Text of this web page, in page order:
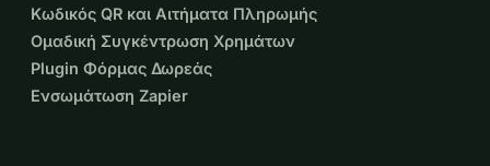
Κωδικός QR και Αιτήματα Πληρωμής
Ομαδική Συγκέντρωση Χρημάτων
Plugin Φόρμας Δωρεάς
Ενσωμάτωση Zapier